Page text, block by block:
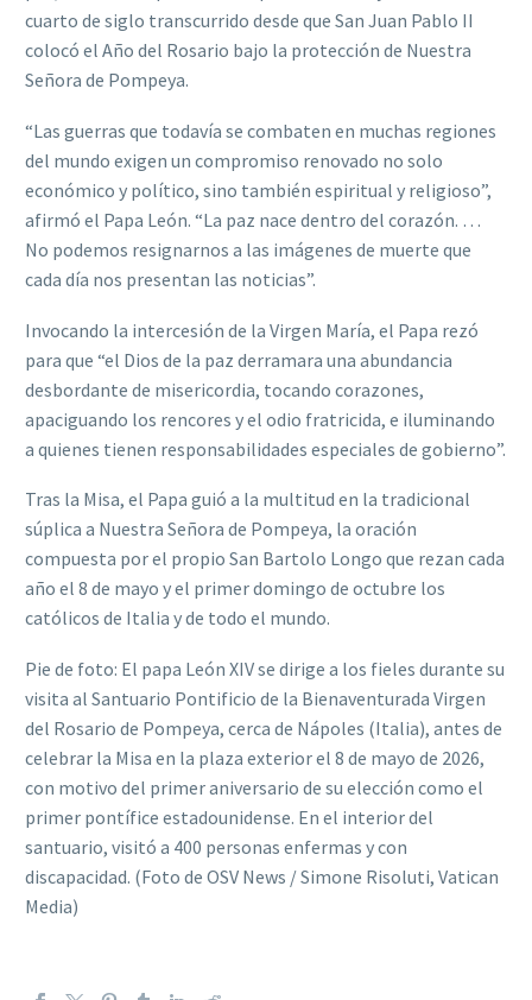
cuarto de siglo transcurrido desde que San Juan Pablo II
colocó el Año del Rosario bajo la protección de Nuestra
Señora de Pompeya.
“Las guerras que todavía se combaten en muchas regiones
del mundo exigen un compromiso renovado no solo
económico y político, sino también espiritual y religioso”,
afirmó el Papa León. “La paz nace dentro del corazón. …
No podemos resignarnos a las imágenes de muerte que
cada día nos presentan las noticias”.
Invocando la intercesión de la Virgen María, el Papa rezó
para que “el Dios de la paz derramara una abundancia
desbordante de misericordia, tocando corazones,
apaciguando los rencores y el odio fratricida, e iluminando
a quienes tienen responsabilidades especiales de gobierno”.
Tras la Misa, el Papa guió a la multitud en la tradicional
súplica a Nuestra Señora de Pompeya, la oración
compuesta por el propio San Bartolo Longo que rezan cada
año el 8 de mayo y el primer domingo de octubre los
católicos de Italia y de todo el mundo.
Pie de foto: El papa León XIV se dirige a los fieles durante su
visita al Santuario Pontificio de la Bienaventurada Virgen
del Rosario de Pompeya, cerca de Nápoles (Italia), antes de
celebrar la Misa en la plaza exterior el 8 de mayo de 2026,
con motivo del primer aniversario de su elección como el
primer pontífice estadounidense. En el interior del
santuario, visitó a 400 personas enfermas y con
discapacidad. (Foto de OSV News / Simone Risoluti, Vatican
Media)